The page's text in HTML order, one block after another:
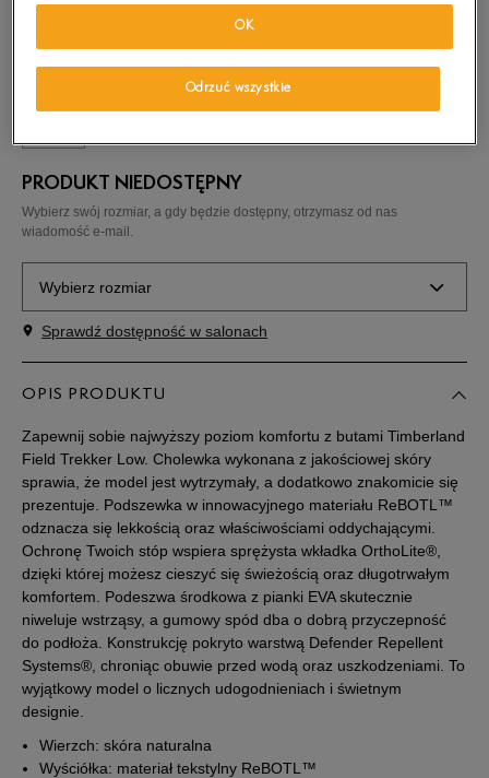
PRODUKT NIEDOSTĘPNY
Wybierz swój rozmiar, a gdy będzie dostępny, otrzymasz od nas
wiadomość e-mail.
Wybierz rozmiar
Rozmiary EU
40 25 cm
41 25,5 cm Powiadom o dostępności
41,5 26 cm Powiadom o dostępności
42 26,5 cm Powiadom o dostępności
43 27 cm Powiadom o dostępności
43,5 27,5 cm Powiadom o dostępności
44 28 cm
Sprawdź dostępność w salonach
OPIS PRODUKTU
Zapewnij sobie najwyższy poziom komfortu z butami Timberland
Field Trekker Low. Cholewka wykonana z jakościowej skóry
sprawia, że model jest wytrzymały, a dodatkowo znakomicie się
prezentuje. Podszewka w innowacyjnego materiału ReBOTL™
odznacza się lekkością oraz właściwościami oddychającymi.
Ochronę Twoich stóp wspiera sprężysta wkładka OrthoLite®,
dzięki której możesz cieszyć się świeżością oraz długotrwałym
komfortem. Podeszwa środkowa z pianki EVA skutecznie
niweluje wstrząsy, a gumowy spód dba o dobrą przyczepność
do podłoża. Konstrukcję pokryto warstwą Defender Repellent
Systems®, chroniąc obuwie przed wodą oraz uszkodzeniami. To
wyjątkowy model o licznych udogodnieniach i świetnym
designie.
Wierzch: skóra naturalna
Wyściółka: materiał tekstylny ReBOTL™
Odrzuć wszystkie
OK